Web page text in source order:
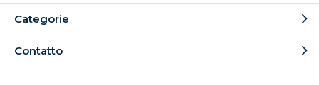
Categorie
Contatto